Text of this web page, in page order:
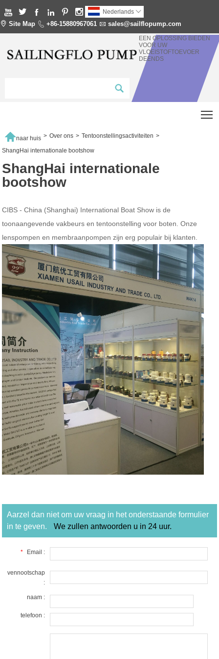
      Nederlands 
 Site Map  +86-15880967061  sales@sailflopump.com
EEN OPLOSSING BIEDEN
VOOR UW
VLOEISTOFTOEVOER
DEENDS
naar huis > Over ons > Tentoonstellingsactiviteiten >
ShangHai internationale bootshow
ShangHai internationale
bootshow
CIBS - China (Shanghai) International Boat Show is de
toonaangevende vakbeurs en tentoonstelling voor boten. Onze
lenspompen en membraanpompen zijn erg populair bij klanten.
Aarzel dan niet om uw vraag in het onderstaande formulier
in te geven.
We zullen antwoorden u in 24 uur.
* Email :
vennootschap
:
naam :
telefoon :